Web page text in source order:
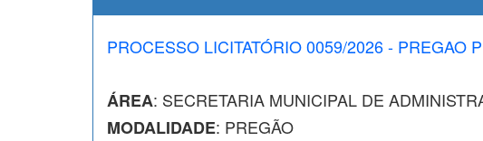
PROCESSO LICITATÓRIO 0059/2026 - PREGAO
ÁREA: SECRETARIA MUNICIPAL DE
MODALIDADE: PREGÃO